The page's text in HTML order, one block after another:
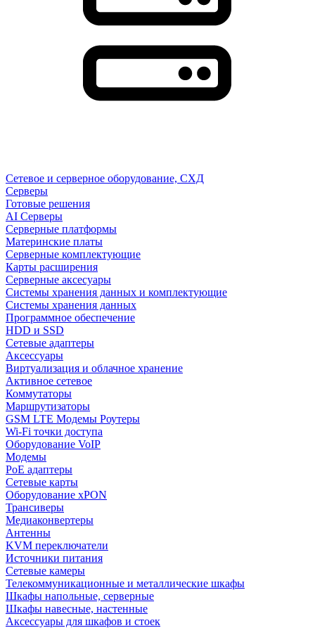
Сетевое и серверное оборудование, СХД
Cерверы
Готовые решения
AI Серверы
Серверные платформы
Материнские платы
Серверные комплектующие
Карты расширения
Серверные аксесуары
Системы хранения данных и комплектующие
Системы хранения данных
Программное обеспечение
HDD и SSD
Сетевые адаптеры
Аксессуары
Виртуализация и облачное хранение
Активное сетевое
Коммутаторы
Маршрутизаторы
GSM LTE Модемы Роутеры
Wi-Fi точки доступа
Оборудование VoIP
Модемы
PoE адаптеры
Сетевые карты
Оборудование xPON
Трансиверы
Медиаконвертеры
Антенны
KVM переключатели
Источники питания
Сетевые камеры
Телекоммуникационные и металлические шкафы
Шкафы напольные, серверные
Шкафы навесные, настенные
Аксессуары для шкафов и стоек